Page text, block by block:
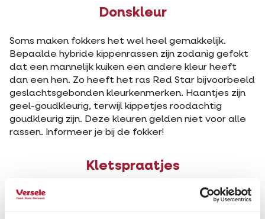
Donskleur
Soms maken fokkers het wel heel gemakkelijk.
Bepaalde hybride kippenrassen zijn zodanig gefokt
dat een mannelijk kuiken een andere kleur heeft
dan een hen. Zo heeft het ras Red Star bijvoorbeeld
geslachtsgebonden kleurkenmerken. Haantjes zijn
geel-goudkleurig, terwijl kippetjes roodachtig
goudkleurig zijn. Deze kleuren gelden niet voor alle
rassen. Informeer je bij de fokker!
Kletspraatjes
Er deden en doen heel wat oudewijvenpraatjes de